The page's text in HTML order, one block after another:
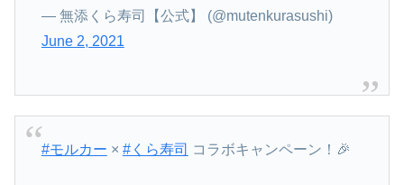
— 無添くら寿司【公式】 (@mutenkurasushi)
June 2, 2021
#モルカー × #くら寿司 コラボキャンペーン！🎉